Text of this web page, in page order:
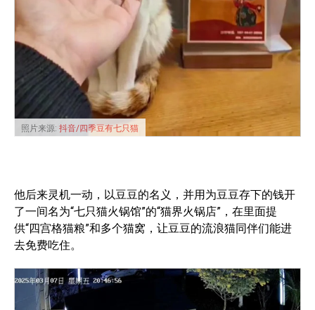
照片来源: 抖音/四季豆有七只猫
他后来灵机一动，以豆豆的名义，并用为豆豆存下的钱开
了一间名为“七只猫火锅馆”的“猫界火锅店”，在里面提
供“四宫格猫粮”和多个猫窝，让豆豆的流浪猫同伴们能进
去免费吃住。